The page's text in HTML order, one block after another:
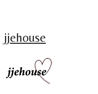
jjehouse